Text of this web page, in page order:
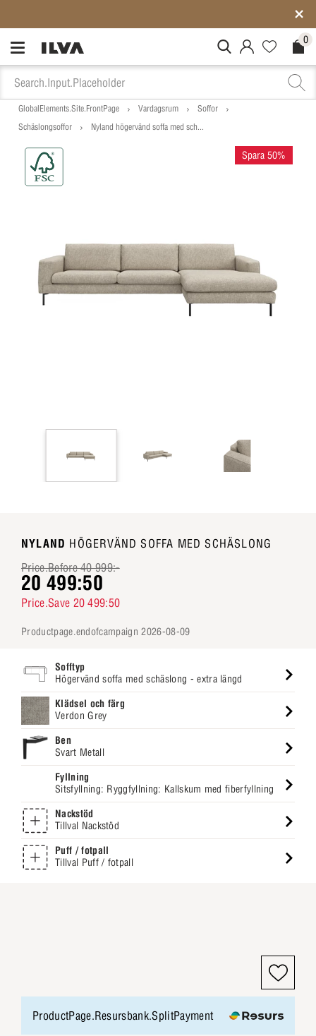
MitIlva.Login 0
GlobalElements.Site.FrontPage Vardagsrum
Soffor
Schäslongsoffor
Nyland högervänd soffa med sch...
Spara 50%
NYLAND HÖGERVÄND SOFFA MED SCHÄSLONG
Price.Before 40 999:-
20 499:50
Price.Save 20 499:50
productpage.endofcampaign 2026-08-09
Sofftyp
Högervänd soffa med schäslong - extra längd
Klädsel och färg
Verdon Grey
Ben
Svart Metall
Fyllning
Sitsfyllning: Ryggfyllning: Kallskum med fiberfyllning
Nackstöd
Tillval Nackstöd
Puff / fotpall
Tillval Puff / fotpall
ProductPage.Resursbank.SplitPayment